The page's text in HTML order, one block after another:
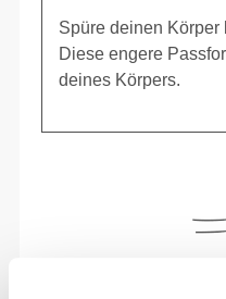
Spüre deinen
Diese engere
deines Körpers.